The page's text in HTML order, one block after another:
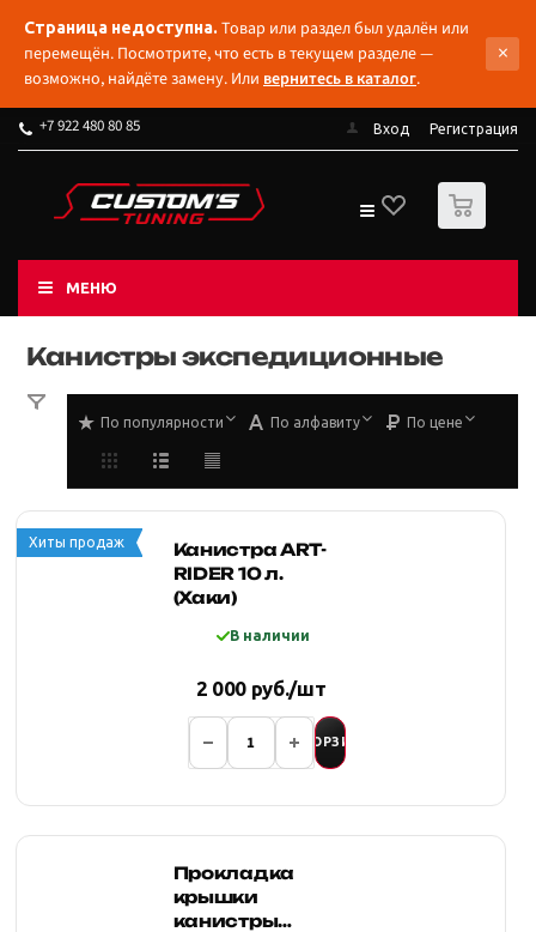
Страница недоступна. Товар или раздел был удалён или
перемещён. Посмотрите, что есть в текущем разделе —
возможно, найдёте замену. Или вернитесь в каталог.
×
+7 922 480 80 85 Вход Регистрация
0
МЕНЮ
Канистры экспедиционные
По популярности По алфавиту По цене
Хиты продаж
Канистра ART-
RIDER 10 л.
(Хаки)
В наличии
2 000 руб./шт
В КОРЗИНУ
Прокладка
крышки
канистры